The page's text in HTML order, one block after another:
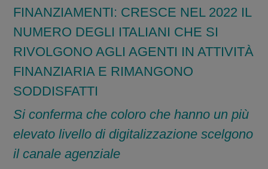
FINANZIAMENTI: CRESCE NEL 2022 IL
NUMERO DEGLI ITALIANI CHE SI
RIVOLGONO AGLI AGENTI IN ATTIVITÀ
FINANZIARIA E RIMANGONO
SODDISFATTI
Si conferma che coloro che hanno un più
elevato livello di digitalizzazione scelgono
il canale agenziale